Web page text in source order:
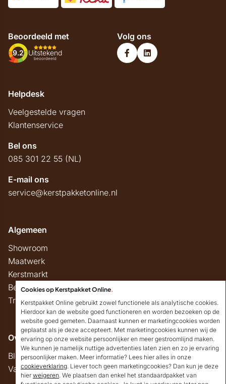
Beoordeeld met
9.2 Uitstekend
beoordeeld
Volg ons
Helpdesk
Veelgestelde vragen
Klantenservice
Bel ons
085 301 22 55 (NL)
E-mail ons
service@kerstpakketonline.nl
Algemeen
Showroom
Maatwerk
Kerstmarkt
Belastingregels
Track & Trace
Overig
Blog
Vacatures
Goedendag!
Cookies op Kerstpakket Online.
Kerstpakket Online gebruikt zowel functionele als analytische cookies.
Hierdoor kan de website goed functioneren en worden bezoeken op de
website goed gemeten. Daarnaast kunnen er marketingcookies worden
geplaatst als je deze accepteert. Met marketingcookies kunnen wij de
ervaring op onze website persoonlijker en meer gestroomlijnd maken.
We kunnen je namelijk nuttige advertenties laten zien en zo je ervaring
persoonlijker maken. Meer informatie? Lees hier alles in onze
cookieverklaring. Liever toch geen marketingcookies? Dan kun je deze
hier weigeren. We plaatsen dan enkel het standaardpakket van